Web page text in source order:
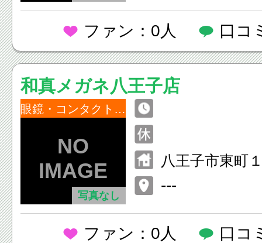
ファン：0人 口コ
和真メガネ八王子店
眼鏡・コンタクトレンズ
写真なし
八王子市東町
---
ファン：0人 口コ